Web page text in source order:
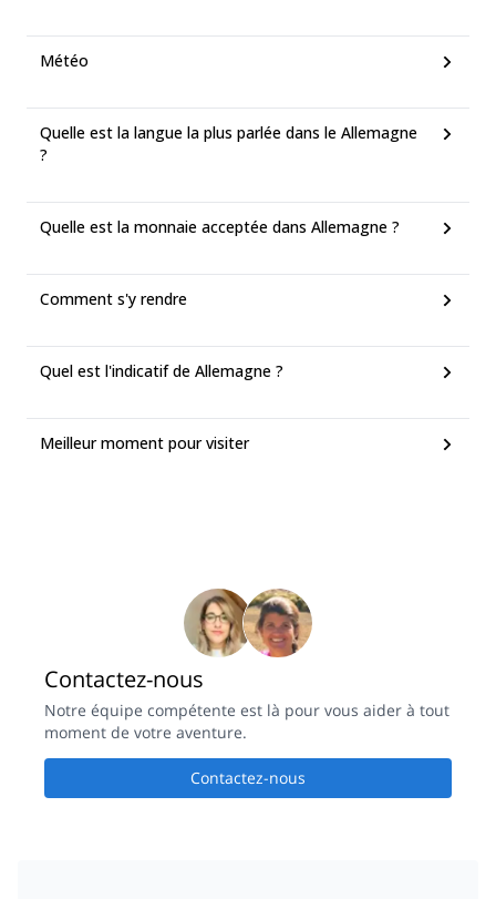
Météo
Quelle est la langue la plus parlée dans le Allemagne
?
Quelle est la monnaie acceptée dans Allemagne ?
Comment s'y rendre
Quel est l'indicatif de Allemagne ?
Meilleur moment pour visiter
Contactez-nous
Notre équipe compétente est là pour vous aider à tout
moment de votre aventure.
Contactez-nous